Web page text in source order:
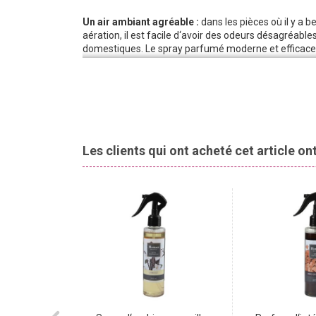
Un air ambiant agréable : dans les pièces où il y a
aération, il est facile d‘avoir des odeurs
domestiques. Le spray parfumé moderne et
Parfum longue durée : le spray d‘ambiance de
dans tous les types d‘intérieurs. Le parfum
Les clients qui ont acheté cet article